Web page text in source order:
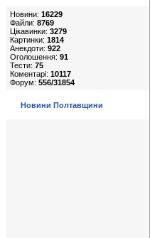
Новини: 16229
Файли: 8769
Цікавинки: 3279
Картинки: 1814
Анекдоти: 922
Оголошення: 91
Тести: 75
Коментарі: 10117
Форум: 556/31854
Новини Полтавщини